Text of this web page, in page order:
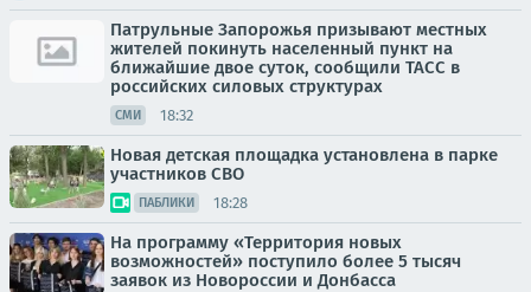
Патрульные Запорожья призывают местных
жителей покинуть населенный пункт на
ближайшие двое суток, сообщили ТАСС в
российских силовых структурах
СМИ 18:32
Новая детская площадка установлена в парке
участников СВО
ПАБЛИКИ 18:28
На программу «Территория новых
возможностей» поступило более 5 тысяч
заявок из Новороссии и Донбасса